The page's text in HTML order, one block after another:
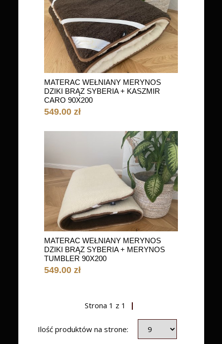
MATERAC WEŁNIANY MERYNOS
DZIKI BRĄZ SYBERIA + KASZMIR
CARO 90X200
549.00 zł
MATERAC WEŁNIANY MERYNOS
DZIKI BRĄZ SYBERIA + MERYNOS
TUMBLER 90X200
549.00 zł
Strona 1 z 1
Ilość produktów na strone: